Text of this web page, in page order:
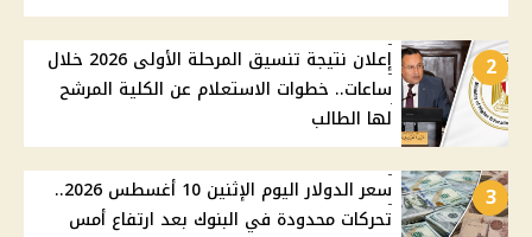
2
إعلان نتيجة تنسيق المرحلة الأولى 2026 خلال
ساعات.. خطوات الاستعلام عن الكلية المرشح
لها الطالب
3
سعر الدولار اليوم الإثنين 10 أغسطس 2026..
تحركات محدودة في البنوك بعد ارتفاع أمس